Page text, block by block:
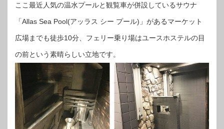
ここ最近人気の温水プールと観覧車が併設しているサウナ
「Allas Sea Pool(アッラス シー プール)」があるマーケット
広場までも徒歩10分、フェリー乗り場はユースホステルの目
の前という素晴らしい立地です。